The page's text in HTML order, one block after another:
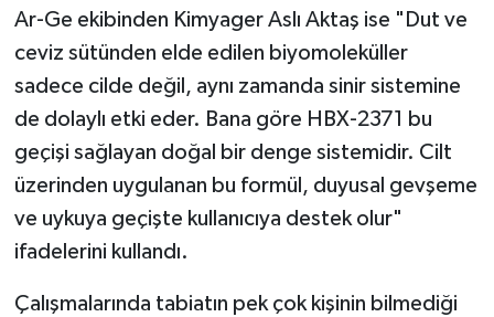
Ar-Ge ekibinden Kimyager Aslı Aktaş ise "Dut ve
ceviz sütünden elde edilen biyomoleküller
sadece cilde değil, aynı zamanda sinir sistemine
de dolaylı etki eder. Bana göre HBX-2371 bu
geçişi sağlayan doğal bir denge sistemidir. Cilt
üzerinden uygulanan bu formül, duyusal gevşeme
ve uykuya geçişte kullanıcıya destek olur"
ifadelerini kullandı.
Çalışmalarında tabiatın pek çok kişinin bilmediği